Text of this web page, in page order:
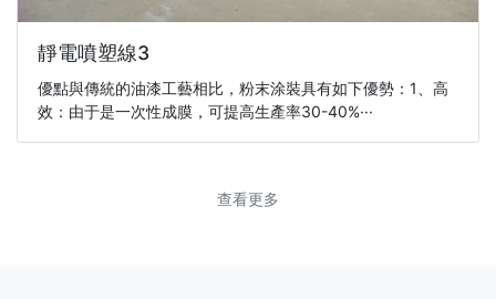
靜電噴塑線3
優點與傳統的油漆工藝相比，粉末涂裝具有如下優勢：1、高
效：由于是一次性成膜，可提高生產率30-40%···
查看更多